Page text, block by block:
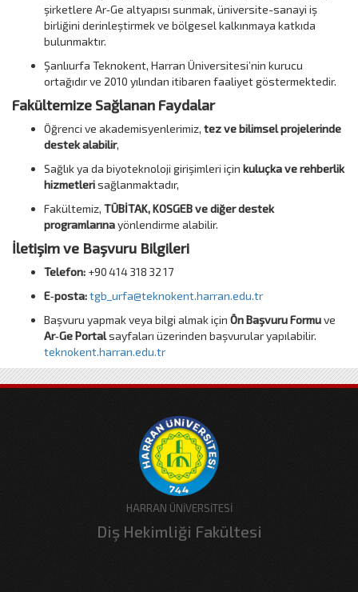
şirketlere Ar‑Ge altyapısı sunmak, üniversite-sanayi iş
birliğini derinleştirmek ve bölgesel kalkınmaya katkıda
bulunmaktır.
Şanlıurfa Teknokent, Harran Üniversitesi’nin kurucu
ortağıdır ve 2010 yılından itibaren faaliyet göstermektedir.
Fakültemize Sağlanan Faydalar
Öğrenci ve akademisyenlerimiz, tez ve bilimsel projelerinde
destek alabilir,
Sağlık ya da biyoteknoloji girişimleri için kuluçka ve rehberlik
hizmetlerisağlanmaktadır,
Fakültemiz, TÜBİTAK, KOSGEB ve diğer destek
programlarınayönlendirme alabilir.
İletişim ve Başvuru Bilgileri
Telefon: +90 414 318 32 17
E‑posta:tgb_urfa@teknokent.harran.edu.tr
Başvuru yapmak veya bilgi almak için Ön Başvuru Formuve
Ar‑Ge Portalsayfaları üzerinden başvurular yapılabilir.
teknokent.harran.edu.tr
HARRAN ÜNİVERSİTESİ
Diş Hekimliği Fakültesi